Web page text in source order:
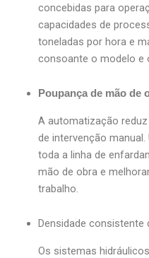
concebidas para
capacidades de
toneladas por hora e
consoante o modelo e
Poupança de mão de
A automatização
de intervenção
toda a linha de
mão de obra e
trabalho.
Densidade consistente
Os sistemas